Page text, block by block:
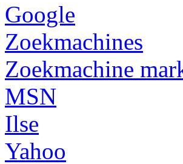
Google
Zoekmachines
Zoekmachine
MSN
Ilse
Yahoo